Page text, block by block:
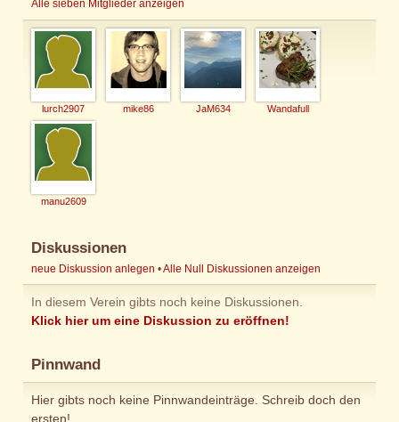
Alle sieben Mitglieder anzeigen
lurch2907 mike86 JaM634 Wandafull
manu2609
Diskussionen
neue Diskussion anlegen •Alle Null Diskussionen anzeigen
In diesem Verein gibts noch keine Diskussionen.
Klick hier um eine Diskussion zu eröffnen!
Pinnwand
Hier gibts noch keine Pinnwandeinträge. Schreib doch den
ersten!